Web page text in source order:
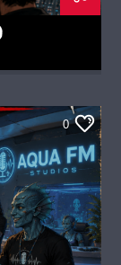
0